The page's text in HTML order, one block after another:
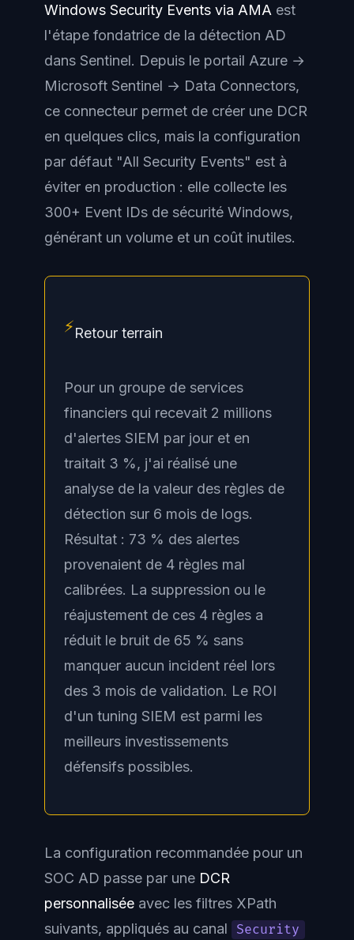
Windows Security Events via AMA est
l'étape fondatrice de la détection AD
dans Sentinel. Depuis le portail Azure →
Microsoft Sentinel → Data Connectors,
ce connecteur permet de créer une DCR
en quelques clics, mais la configuration
par défaut "All Security Events" est à
éviter en production : elle collecte les
300+ Event IDs de sécurité Windows,
générant un volume et un coût inutiles.
⚡Retour terrain
Pour un groupe de services
financiers qui recevait 2 millions
d'alertes SIEM par jour et en
traitait 3 %, j'ai réalisé une
analyse de la valeur des règles de
détection sur 6 mois de logs.
Résultat : 73 % des alertes
provenaient de 4 règles mal
calibrées. La suppression ou le
réajustement de ces 4 règles a
réduit le bruit de 65 % sans
manquer aucun incident réel lors
des 3 mois de validation. Le ROI
d'un tuning SIEM est parmi les
meilleurs investissements
défensifs possibles.
La configuration recommandée pour un
SOC AD passe par une DCR
personnalisée avec les filtres XPath
suivants, appliqués au canal
Security